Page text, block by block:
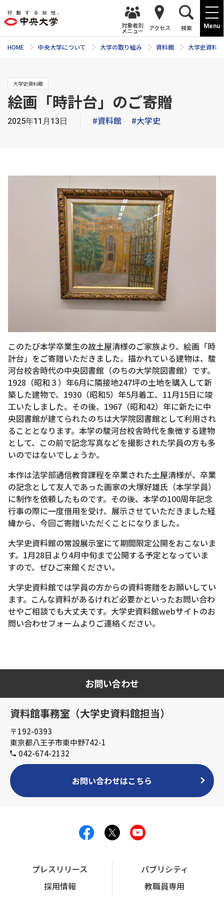
Menu
対象者別
メニュー アクセス 検索
HOME 中央大学について 大学の取り組み 資料館 大学史資料館
大学史資料館
絵画「時計台」のご寄贈
2025年11月13日 #資料館 #大学史
このたび本学卒業生の故土屋清様のご家族より、絵画「時
計台」をご寄贈いただきました。描かれている建物は、駿
河台校舎時代の中央図書館（のちの大学院図書館）です。
1928（昭和３）年6月に隣接地247坪の土地を購入して新
築した建物で、1930（昭和5）年5月着工、11月15日に竣
工いたしました。その後、1967（昭和42）年に新たに中
央図書館が建てられたのちは大学院図書館として利用され
ることとなります。本学の駿河台校舎時代を象徴する建物
として、この前で記念写真などを撮影された学員の方も多
いのではないでしょうか。
本作は法学部通信教育課程を卒業された土屋清様が、卒業
の記念として友人であった画家の大塚好雄氏（本学学員）
に制作を依頼したものです。その後、本学の100周年記念
行事の際に一度借用を受け、展示させていただきました経
緯から、今回ご寄贈いただくことになりました。
大学史資料館の常設展示室にて期間限定公開をおこないま
す。1月28日より4月中旬まで公開する予定となっていま
すので、ぜひご来館ください。
大学史資料館では学員の方からの資料寄贈をお願いしてい
ます。こんな資料があるけれど必要かといったお問い合わ
せやご相談でも大丈夫です。大学史資料館webサイトのお
問い合わせフォームよりご連絡ください。
お問い合わせ
資料館事務室（大学史資料館担当）
〒192-0393
東京都八王子市東中野742-1
042-674-2132
お問い合わせはこちら
プレスリリース
パブリシティ
採用情報
教職員専用